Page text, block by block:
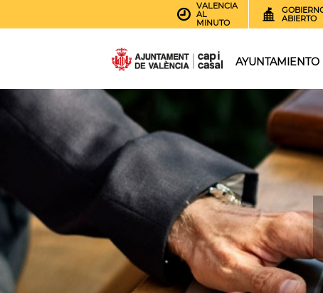
VALENCIA
AL
MINUTO
ABIERTO
AYUNTAMIENTO